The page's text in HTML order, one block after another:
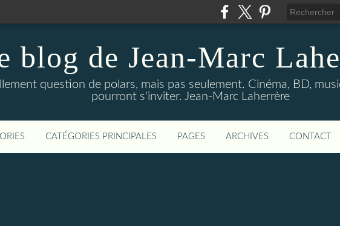
blog de Jean-Marc
question de polars, mais pas seulement. Cinéma, BD,
pourront s'inviter. Jean-Marc Laherrère
CATÉGORIES PRINCIPALES PAGES ARCHIVES CONTACT